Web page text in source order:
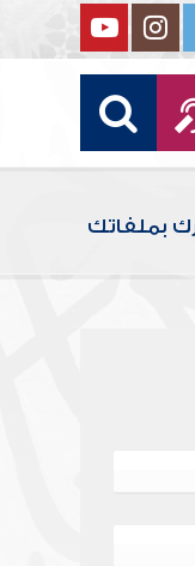
بملفاتك